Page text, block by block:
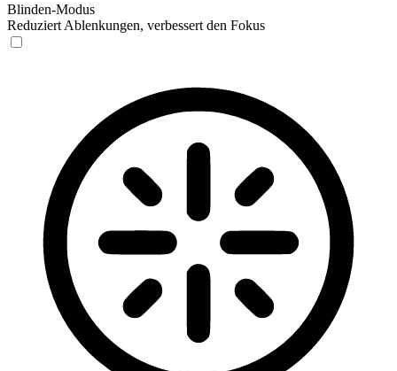
Blinden-Modus
Reduziert Ablenkungen, verbessert den Fokus